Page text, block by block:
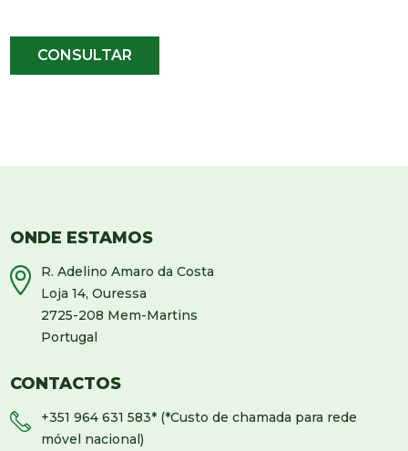
CONSULTAR
ONDE ESTAMOS
R. Adelino Amaro da Costa
Loja 14, Ouressa
2725-208 Mem-Martins
Portugal
CONTACTOS
+351 964 631 583* (*Custo de chamada para rede
móvel nacional)